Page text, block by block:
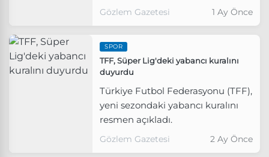
herhangi bir değişiklik
Gözlem Gazetesi 1 Ay Önce
SPOR
TFF, Süper Lig'deki yabancı kuralını
duyurdu
Türkiye Futbol Federasyonu (TFF),
yeni sezondaki yabancı kuralını
resmen açıkladı.
Gözlem Gazetesi 2 Ay Önce